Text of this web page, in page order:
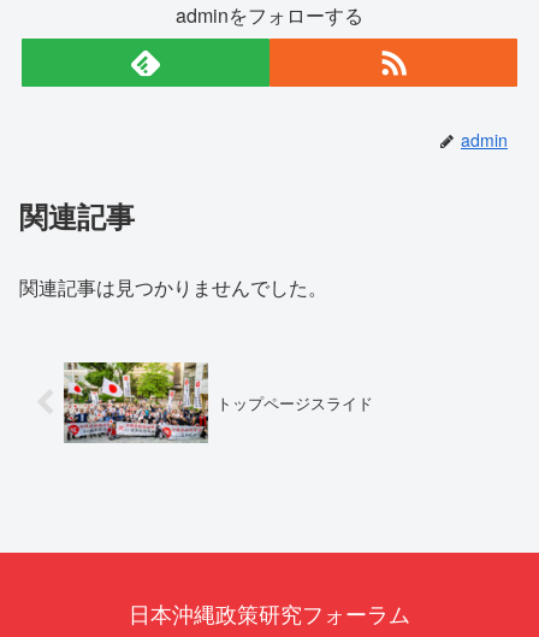
adminをフォローする
admin
関連記事
関連記事は見つかりませんでした。
トップページスライド
日本沖縄政策研究フォーラム